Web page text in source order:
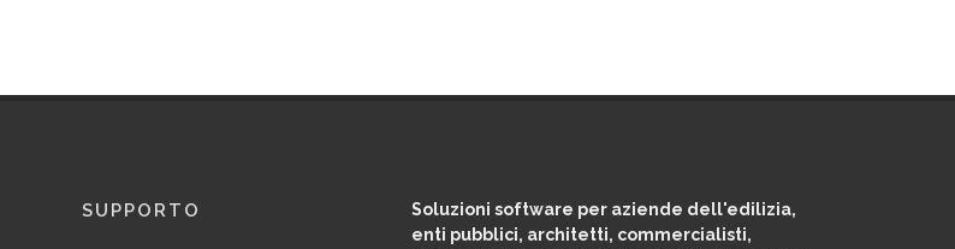
SUPPORTO
Soluzioni software per aziende dell'edilizia,
enti pubblici, architetti, commercialisti,